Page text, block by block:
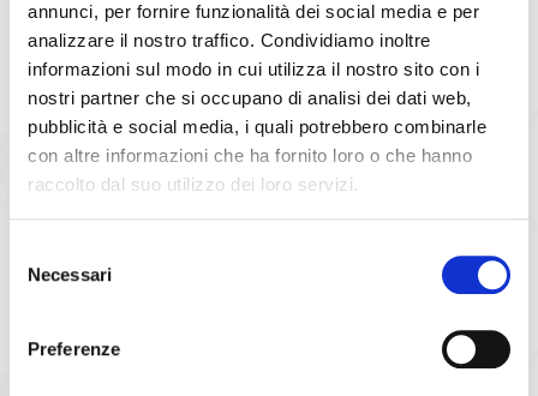
annunci, per fornire funzionalità dei social media e per
analizzare il nostro traffico. Condividiamo inoltre
informazioni sul modo in cui utilizza il nostro sito con i
nostri partner che si occupano di analisi dei dati web,
pubblicità e social media, i quali potrebbero combinarle
con altre informazioni che ha fornito loro o che hanno
raccolto dal suo utilizzo dei loro servizi.
delNecessari
Preferenze
ENTRA NEL BOLOGNA SENIOR
CLUB!
Hai più di 65 anni e sei curioso di scoprire quale novità ha riservato
per te ilBologna Fc?
La membership ti permetterà di accedere a diversi benefit, i quali ti
legheranno al Bologna Fc e a tutto ciò ad esso collegato, per
vivere esperienze indimenticabili, divertirci assieme, partecipare ad
Iscriviti al Senior Club e scopri le nostre iniziative!